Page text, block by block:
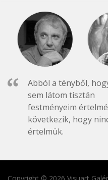
Abból a tényből,
sem látom tisztán
festményeim
következik, hogy
értelmük.